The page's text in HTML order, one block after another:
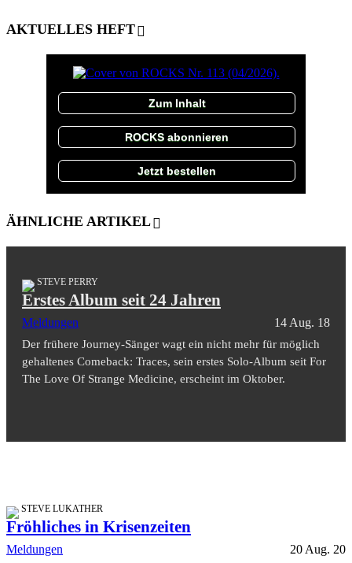
AKTUELLES HEFT
Zum Inhalt
ROCKS abonnieren
Jetzt bestellen
ÄHNLICHE ARTIKEL
STEVE PERRY
Erstes Album seit 24 Jahren
Meldungen 14 Aug. 18
Der frühere Journey-Sänger wagt ein nicht mehr für möglich
gehaltenes Comeback: Traces, sein erstes Solo-Album seit For
The Love Of Strange Medicine, erscheint im Oktober.
STEVE LUKATHER
Fröhliches in Krisenzeiten
Meldungen 20 Aug. 20